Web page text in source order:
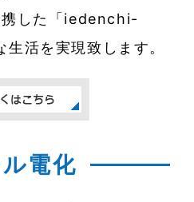
携した「iedenchi-
活を実現致します。
電化